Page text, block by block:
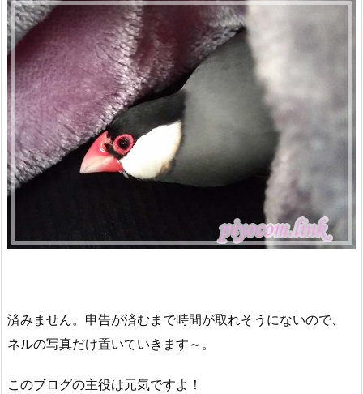
済みません。申告が済むまで時間が取れそうにないので、
ネルの写真だけ置いていきます～。
このブログの主役は元気ですよ！